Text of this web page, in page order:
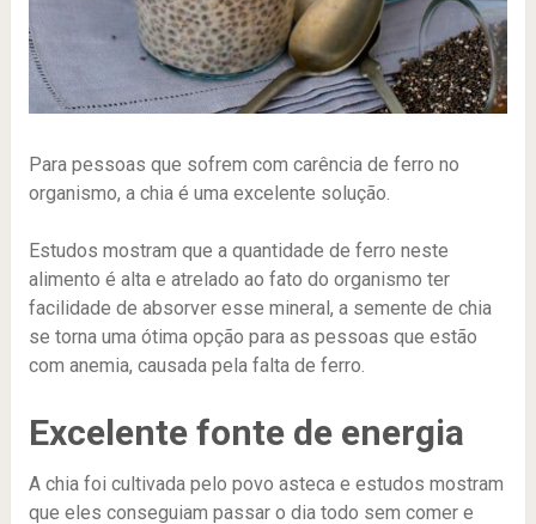
Para pessoas que sofrem com carência de ferro no
organismo, a chia é uma excelente solução.
Estudos mostram que a quantidade de ferro neste
alimento é alta e atrelado ao fato do organismo ter
facilidade de absorver esse mineral, a semente de chia
se torna uma ótima opção para as pessoas que estão
com anemia, causada pela falta de ferro.
Excelente fonte de energia
A chia foi cultivada pelo povo asteca e estudos mostram
que eles conseguiam passar o dia todo sem comer e